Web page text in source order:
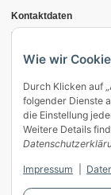
Wie wir
Durch Klicken auf
folgender Dienste
die Einstellung
Weitere Details
Impressum
Kontaktdaten
Informationen
Gesetzliche
Vertrag widerrufen
Zahlung & Versand
Mein Kundenkonto
Streitschlichtung
Unsere